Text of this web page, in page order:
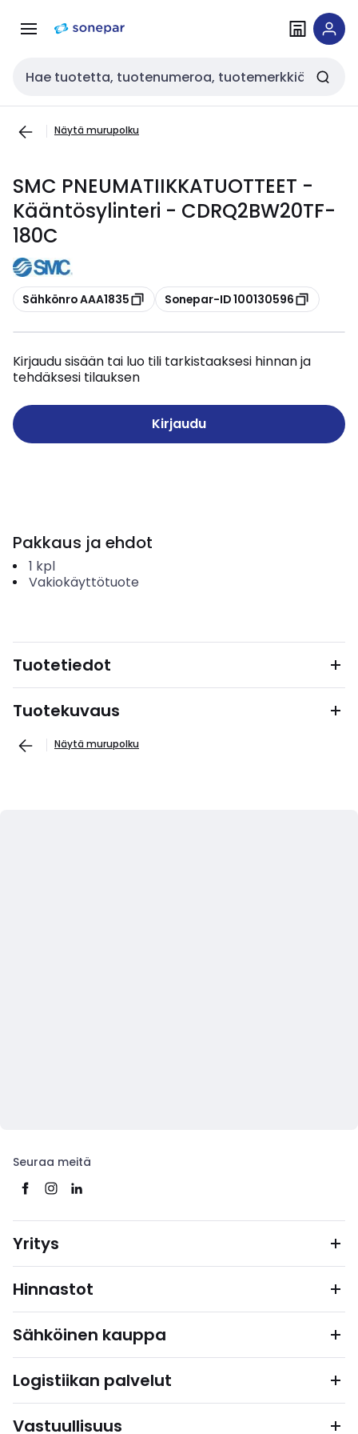
navigointiinsisältöön
Haku
Näytä murupolku
SMC PNEUMATIIKKATUOTTEET -
Kääntösylinteri - CDRQ2BW20TF-
180C
Kopioi
Sähkönro AAA1835 Kopioi
Sonepar-ID 100130596
Kirjaudu sisään tai luo tili tarkistaaksesi hinnan ja
tehdäksesi tilauksen
Kirjaudu
Pakkaus ja ehdot
1 kpl
Vakiokäyttötuote
Tuotetiedot
Tuotekuvaus
Näytä murupolku
Seuraa meitä
Yritys
Hinnastot
Sähköinen kauppa
Logistiikan palvelut
Vastuullisuus